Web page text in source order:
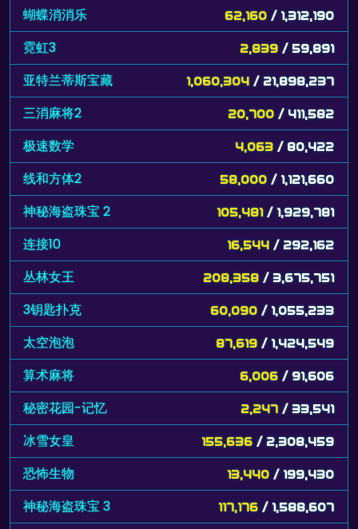
蝴蝶消消乐 62,160 / 1,312,190
霓虹3 2,839 / 59,891
亚特兰蒂斯宝藏 1,060,304 / 21,898,237
三消麻将2 20,700 / 411,582
极速数学 4,063 / 80,422
线和方体2 58,000 / 1,121,660
神秘海盗珠宝 2 105,481 / 1,929,781
连接10 16,544 / 292,162
丛林女王 208,358 / 3,675,751
3钥匙扑克 60,090 / 1,055,233
太空泡泡 87,619 / 1,424,549
算术麻将 6,006 / 91,606
秘密花园-记忆 2,247 / 33,541
冰雪女皇 155,636 / 2,308,459
恐怖生物 13,440 / 199,430
神秘海盗珠宝 3 117,176 / 1,588,607